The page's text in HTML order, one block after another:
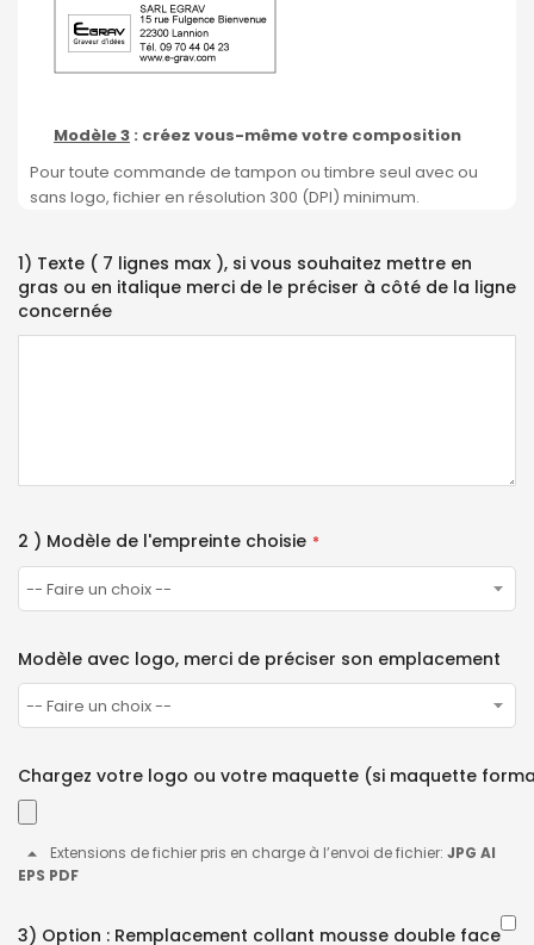
Modèle 3 : créez vous-même votre composition
Pour toute commande de tampon ou timbre seul avec ou
sans logo, fichier en résolution 300 (DPI) minimum.
1) Texte ( 7 lignes max ), si vous souhaitez mettre en
gras ou en italique merci de le préciser à côté de la ligne
concernée
2 ) Modèle de l'empreinte choisie
Modèle avec logo, merci de préciser son emplacement
Chargez votre logo ou votre maquette (si maquette
Extensions de fichier pris en charge à l’envoi de fichier: JPG AI
EPS PDF
3) Option : Remplacement collant mousse double face